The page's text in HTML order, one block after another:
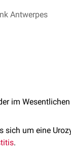
Antwerpes
im
sich um eine
.